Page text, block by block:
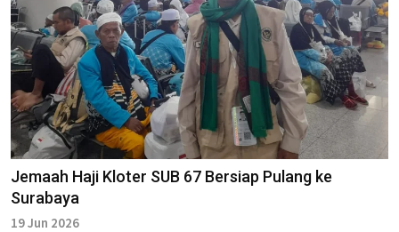
Jemaah Haji Kloter SUB 67 Bersiap Pulang ke
Surabaya
19 Jun 2026